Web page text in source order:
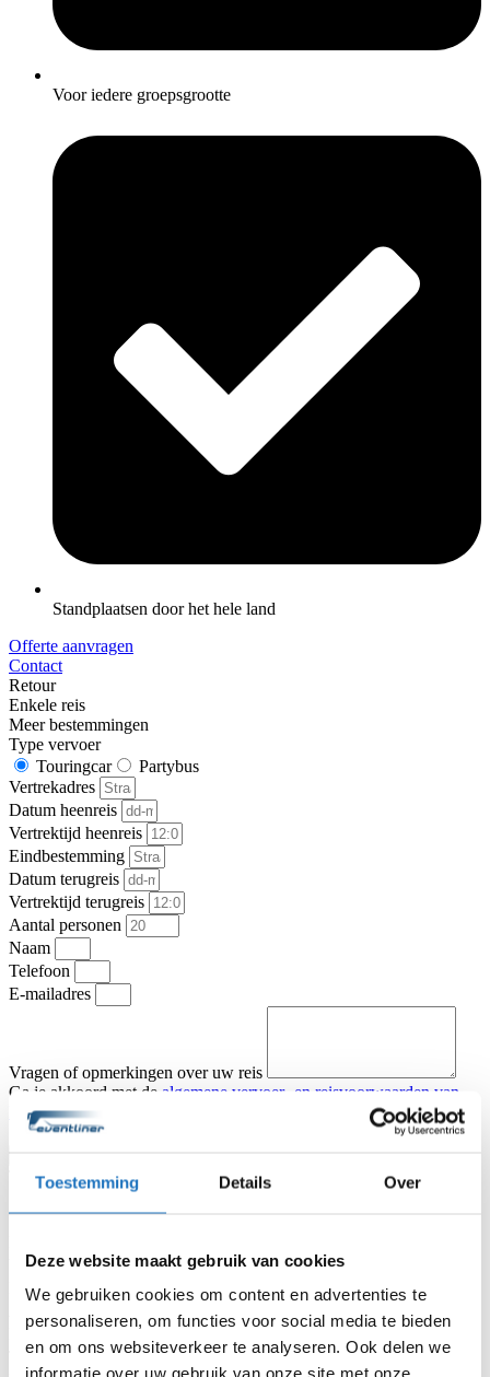
Toestemming Details Over
Deze website maakt gebruik van cookies
We gebruiken cookies om content en advertenties te
personaliseren, om functies voor social media te bieden
en om ons websiteverkeer te analyseren. Ook delen we
informatie over uw gebruik van onze site met onze
Voor iedere groepsgrootte
Standplaatsen door het hele land
Offerte aanvragen
Contact
Retour
Enkele reis
Meer bestemmingen
Type vervoer
Touringcar
Partybus
Vertrekadres
Datum heenreis
Vertrektijd heenreis
Eindbestemming
Datum terugreis
Vertrektijd terugreis
Aantal personen
Naam
Telefoon
E-mailadres
Vragen of opmerkingen over uw reis
Ga je akkoord met de algemene vervoer- en reisvoorwaarden van
KNV Busvervoer
Ik ga akkoord
Type vervoer
Vertrekadres
Vertrektijd heenreis
Eindbestemming
Aantal personen
Naam
Telefoon